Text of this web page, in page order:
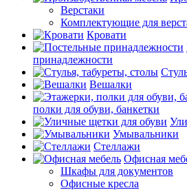
Верстаки
Комплектующие для
Кровати
принадлежности
Вешалки
полки для обуви, банкетки
Умывальники
Стеллажи
Офисная
Шкафы для документов
Офисные кресла